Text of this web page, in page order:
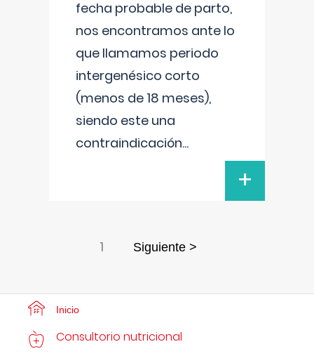
fecha probable de parto,
nos encontramos ante lo
que llamamos periodo
intergenésico corto
(menos de 18 meses),
siendo este una
contraindicación...
+
1 Siguiente >
Inicio
Consultorio nutricional